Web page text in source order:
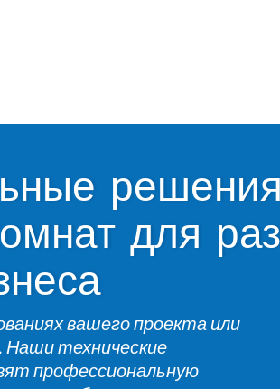
для
вашего проекта или
технические
профессиональную